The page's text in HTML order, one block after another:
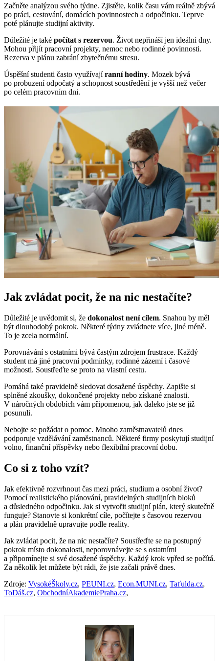
Začněte analýzou svého týdne. Zjistěte, kolik času vám reálně zbývá
po práci, cestování, domácích povinnostech a odpočinku. Teprve
poté plánujte studijní aktivity.
Důležité je také počítat s rezervou. Život nepřináší jen ideální dny.
Mohou přijít pracovní projekty, nemoc nebo rodinné povinnosti.
Rezerva v plánu zabrání zbytečnému stresu.
Úspěšní studenti často využívajíranní hodiny. Mozek bývá
po probuzení odpočatý a schopnost soustředění je vyšší než večer
po celém pracovním dni.
Jak zvládat pocit, že na nic nestačíte?
Důležité je uvědomit si, že dokonalost není cílem. Snahou by měl
být dlouhodobý pokrok. Některé týdny zvládnete více, jiné méně.
To je zcela normální.
Porovnávání s ostatními bývá častým zdrojem frustrace. Každý
student má jiné pracovní podmínky, rodinné zázemí i časové
možnosti. Soustřeďte se proto na vlastní cestu.
Pomáhá také pravidelně sledovat dosažené úspěchy. Zapište si
splněné zkoušky, dokončené projekty nebo získané znalosti.
V náročných obdobích vám připomenou, jak daleko jste se již
posunuli.
Nebojte se požádat o pomoc. Mnoho zaměstnavatelů dnes
podporuje vzdělávání zaměstnanců. Některé firmy poskytují studijní
volno, finanční příspěvky nebo flexibilní pracovní dobu.
Co si z toho vzít?
Jak efektivně rozvrhnout čas mezi práci, studium a osobní život?
Pomocí realistického plánování, pravidelných studijních bloků
a důsledného odpočinku. Jak si vytvořit studijní plán, který skutečně
funguje? Stanovte si konkrétní cíle, počítejte s časovou rezervou
a plán pravidelně upravujte podle reality.
Jak zvládat pocit, že na nic nestačíte? Soustřeďte se na postupný
pokrok místo dokonalosti, neporovnávejte se s ostatními
a připomínejte si své dosažené úspěchy. Každý krok vpřed se počítá.
Za několik let můžete být rádi, že jste začali právě dnes.
Zdroje: VysokéŠkoly.cz, PEUNI.cz, Econ.MUNI.cz, Taťulda.cz,
ToDáš.cz, ObchodníAkademiePraha.cz,